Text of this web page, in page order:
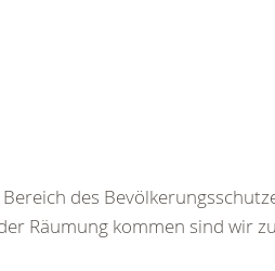
des
Räumung kommen sind wir